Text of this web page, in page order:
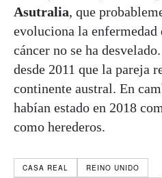
Asutralia, que
evoluciona la
cáncer no se ha
desde 2011 que la pareja
continente austral. En
habían estado en 2018
como herederos.
CASA REAL
REINO UNIDO